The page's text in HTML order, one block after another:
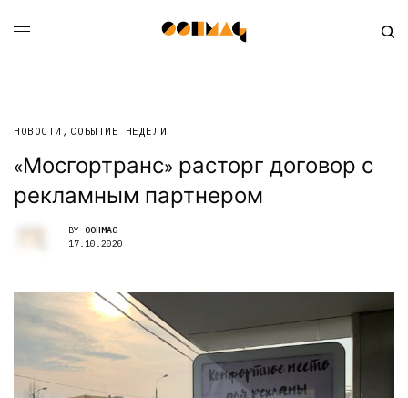
НОВОСТИ , СОБЫТИЕ НЕДЕЛИ
«Мосгортранс» расторг договор с
рекламным партнером
BY OOHMAG
17.10.2020